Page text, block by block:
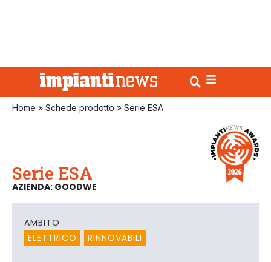
Home » Schede prodotto » Serie ESA
Serie ESA
AZIENDA: GOODWE
AMBITO
ELETTRICO
RINNOVABILI